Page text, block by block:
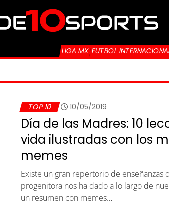
LIGA MX FUTBOL
TOP 10 10/05/2019
Día de las Madres: 10
vida ilustradas con los
memes
Existe un gran repertorio de enseñanzas
progenitora nos ha dado a lo largo de
un resumen con memes…